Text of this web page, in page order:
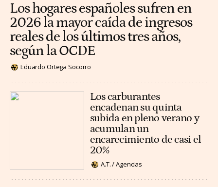
Los hogares españoles sufren en
2026 la mayor caída de ingresos
reales de los últimos tres años,
según la OCDE
Eduardo Ortega Socorro
Los carburantes
encadenan su quinta
subida en pleno verano y
acumulan un
encarecimiento de casi el
20%
A.T. / Agencias